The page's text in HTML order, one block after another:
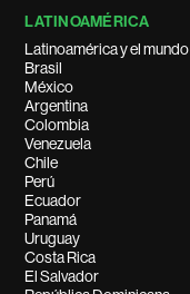
LATINOAMÉRICA
Latinoamérica y el mundo
Brasil
México
Argentina
Colombia
Venezuela
Chile
Perú
Ecuador
Panamá
Uruguay
Costa Rica
El Salvador